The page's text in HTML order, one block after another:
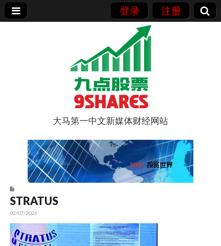
登录 注册
9点股票
大马第一中文新媒体财经网站
STRATUS
02/07/2026